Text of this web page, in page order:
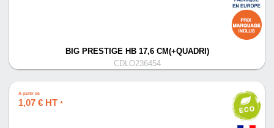
BIG PRESTIGE HB 17,6 CM(+QUADRI)
CDLO236454
À partir de
1,07 € HT *